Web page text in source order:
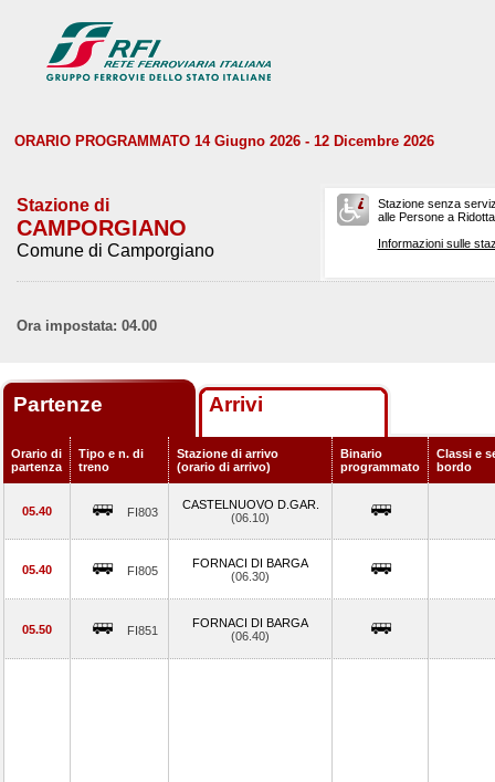
ORARIO PROGRAMMATO 14 Giugno 2026 - 12 Dicembre 2026
Stazione di
CAMPORGIANO
Comune di Camporgiano
Stazione senza
alle Persone a
Informazioni sulle
Ora impostata: 04.00
Partenze Arrivi
Orario di
partenza
Tipo e n. di
treno
Stazione di arrivo
(orario di arrivo)
Binario
programmato
Classi e
bordo
05.40 FI803
CASTELNUOVO D.GAR.
(06.10)
05.40 FI805
FORNACI DI BARGA
(06.30)
05.50 FI851
FORNACI DI BARGA
(06.40)